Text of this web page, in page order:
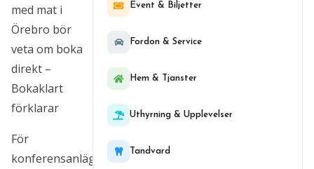
med mat i
Örebro bör
veta om boka
direkt –
Bokaklart
förklarar
För
konferensanläggningar
Event & Biljetter
Fordon & Service
Hem & Tjanster
Uthyrning & Upplevelser
Tandvard